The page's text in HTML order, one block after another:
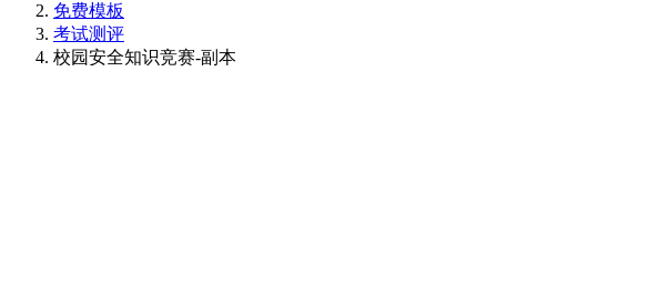
免费模板
考试测评
校园安全知识竞赛-副本